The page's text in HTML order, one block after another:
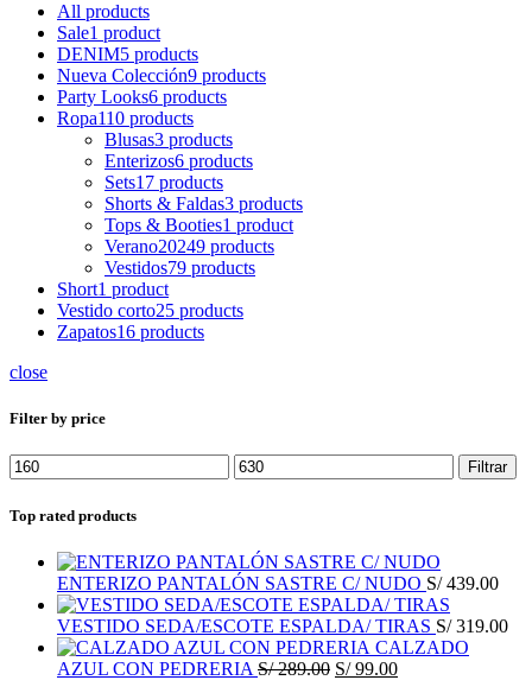
All products
Sale1 product
DENIM5 products
Nueva Colección9 products
Party Looks6 products
Ropa110 products
Blusas3 products
Enterizos6 products
Sets17 products
Shorts & Faldas3 products
Tops & Booties1 product
Verano20249 products
Vestidos79 products
Short1 product
Vestido corto25 products
Zapatos16 products
close
Filter by price
Precio
mínimo
Precio
máximo
Filtrar
Top rated products
ENTERIZO PANTALÓN SASTRE C/ NUDO S/439.00
VESTIDO SEDA/ESCOTE ESPALDA/ TIRAS S/319.00
CALZADO
AZUL CON PEDRERIA S/289.00 El
S/99.00El